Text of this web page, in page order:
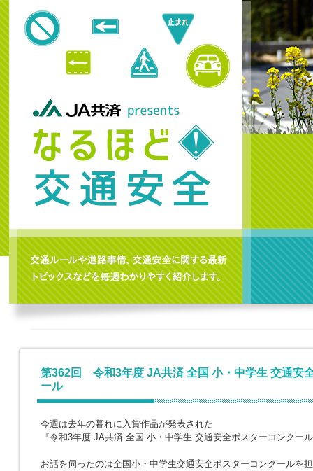
第362回 令和3年度 JA共済 全国 小・中学生 交通安
ール
今週は去年の暮れに入賞作品が発表された
『令和3年度 JA共済 全国 小・中学生 交通安全ポスターコンクー
お話を伺ったのは全国小・中学生交通安全ポスターコンクールを